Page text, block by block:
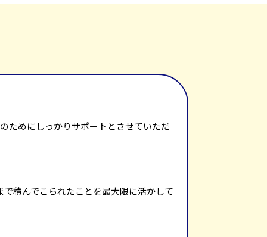
ためにしっかりサポートとさせていただ
積んでこられたことを最大限に活かして